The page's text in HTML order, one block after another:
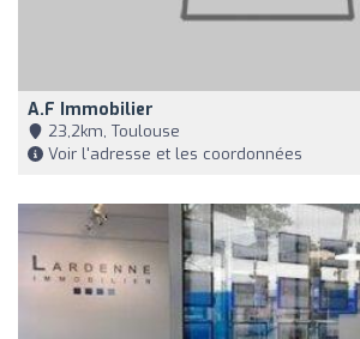
A.F Immobilier
23,2km, Toulouse
Voir l'adresse et les coordonnées